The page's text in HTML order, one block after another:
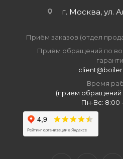
г. Москва, ул.
Приём заказов (отдел
Приём обращений по
Время
(прием обращений
Пн-Вс: 8:00